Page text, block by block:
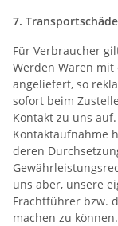
7.
Für Verbraucher
Werden Waren
angeliefert, so
sofort beim
Kontakt zu uns
Kontaktaufnahme
deren
uns aber, unsere
Frachtführer bzw.
machen zu können.